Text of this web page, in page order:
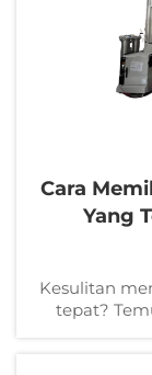
Cara
Yang
Kesulitan
tepat?